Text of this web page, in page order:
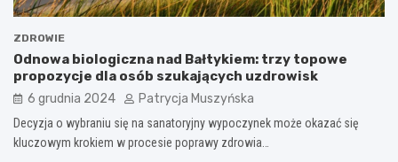
ZDROWIE
Odnowa biologiczna nad Bałtykiem: trzy topowe
propozycje dla osób szukających uzdrowisk
6 grudnia 2024 Patrycja Muszyńska
Decyzja o wybraniu się na sanatoryjny wypoczynek może okazać się
kluczowym krokiem w procesie poprawy zdrowia…